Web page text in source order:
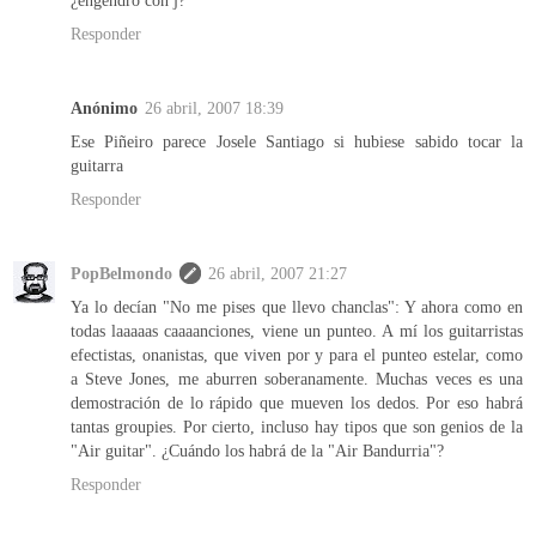
Responder
Anónimo 26 abril, 2007 18:39
Ese Piñeiro parece Josele Santiago si hubiese sabido tocar la
guitarra
Responder
PopBelmondo
26 abril, 2007 21:27
Ya lo decían "No me pises que llevo chanclas": Y ahora como en
todas laaaaas caaaanciones, viene un punteo. A mí los guitarristas
efectistas, onanistas, que viven por y para el punteo estelar, como
a Steve Jones, me aburren soberanamente. Muchas veces es una
demostración de lo rápido que mueven los dedos. Por eso habrá
tantas groupies. Por cierto, incluso hay tipos que son genios de la
"Air guitar". ¿Cuándo los habrá de la "Air Bandurria"?
Responder